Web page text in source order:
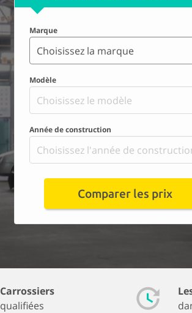
Marque
Choisissez la marque
Modèle
Choisissez le modèle
Année de construction
Choisissez l'année de
Comparer les prix
Carrossiers
qualifiées